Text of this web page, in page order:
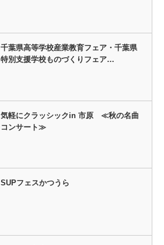
千葉県高等学校産業教育フェア・千葉県
特別支援学校ものづくりフェア…
気軽にクラッシックin 市原 ≪秋の名曲
コンサート≫
SUPフェスかつうら